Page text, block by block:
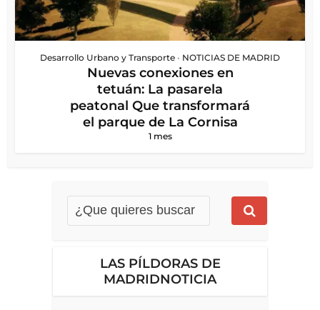
Desarrollo Urbano y Transporte • NOTICIAS DE MADRID
Nuevas conexiones en
tetuán: La pasarela
peatonal Que transformará
el parque de La Cornisa
1 mes
LAS PÍLDORAS DE
MADRIDNOTICIA